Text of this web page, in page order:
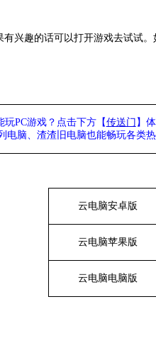
兴趣的话可以打开游戏去试试
玩PC游戏？点击下方【传送门 】
电脑、 渣渣旧电脑也能畅玩各类
云电脑安卓版
云电脑苹果版
云电脑电脑版